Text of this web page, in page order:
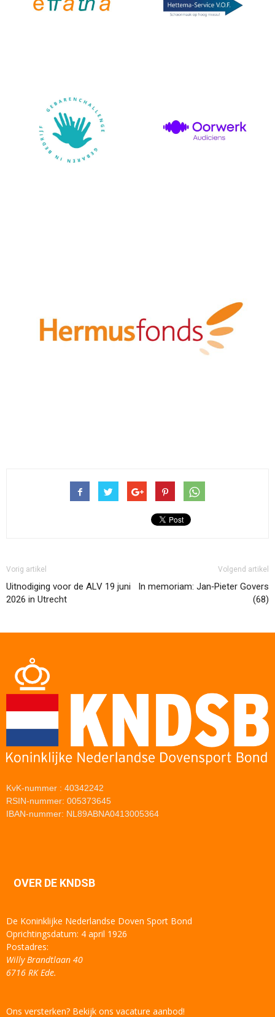
Vorig artikel
Uitnodiging voor de ALV 19 juni
2026 in Utrecht
Volgend artikel
In memoriam: Jan‑Pieter Govers
(68)
KvK-nummer : 40342242
RSIN-nummer: 005373645
IBAN-nummer: NL89ABNA0413005364
OVER DE KNDSB
De Koninklijke Nederlandse Doven Sport Bond
Oprichtingsdatum: 4 april 1926
Postadres:
Willy Brandtlaan 40
6716 RK Ede.
Ons versterken? Bekijk ons vacature aanbod!